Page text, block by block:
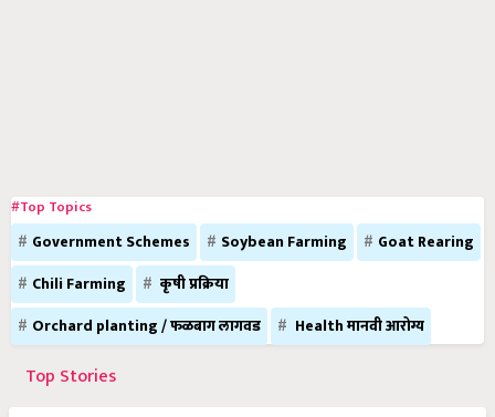
#Top Topics
Government Schemes Soybean Farming
Goat Rearing
Chili Farming
कृषी प्रक्रिया
Orchard planting / फळबाग लागवड
Health मानवी आरोग्य
Top Stories